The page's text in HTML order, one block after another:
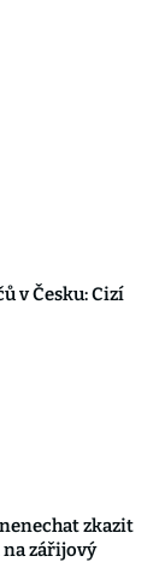
v Česku: Cizí
zkazit
zářijový